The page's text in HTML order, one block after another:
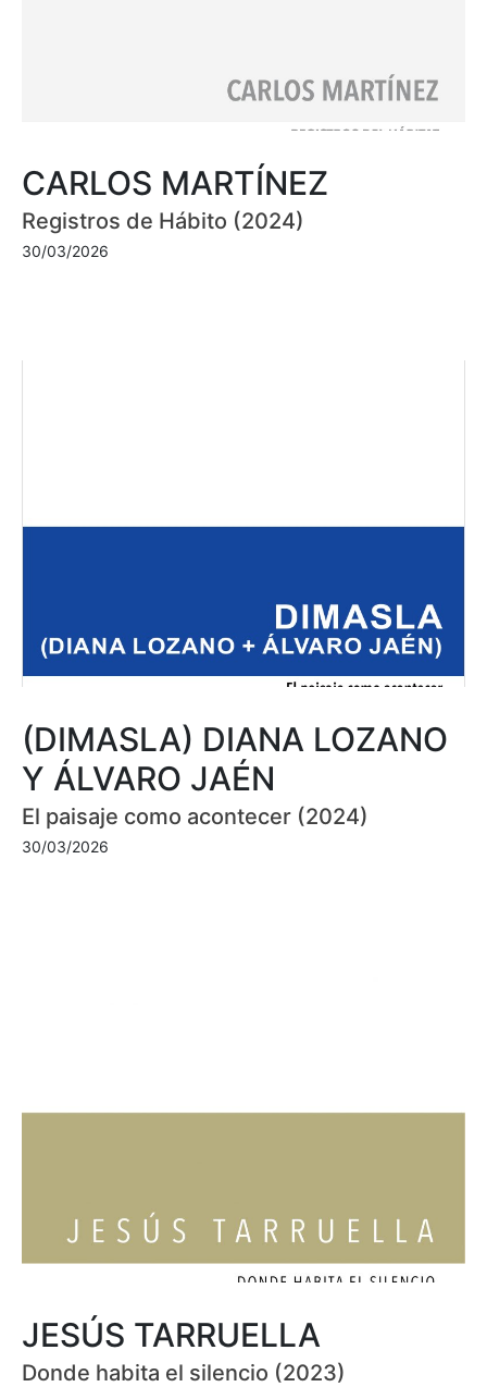
CARLOS MARTÍNEZ
Registros de Hábito (2024)
30/03/2026
(DIMASLA) DIANA LOZANO
Y ÁLVARO JAÉN
El paisaje como acontecer (2024)
30/03/2026
JESÚS TARRUELLA
Donde habita el silencio (2023)